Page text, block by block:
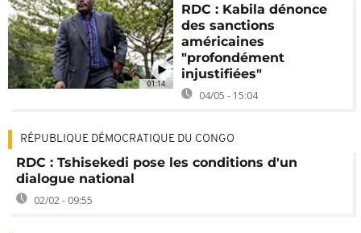
01:14
RDC : Kabila dénonce
des sanctions
américaines
"profondément
injustifiées"
04/05 - 15:04
RÉPUBLIQUE DÉMOCRATIQUE DU CONGO
RDC : Tshisekedi pose les conditions d'un
dialogue national
02/02 - 09:55